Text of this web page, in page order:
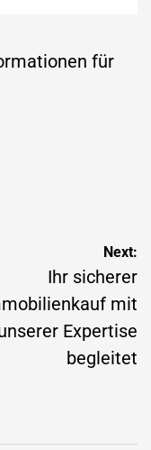
für
Next:
Ihr sicherer
mit
Expertise
begleitet